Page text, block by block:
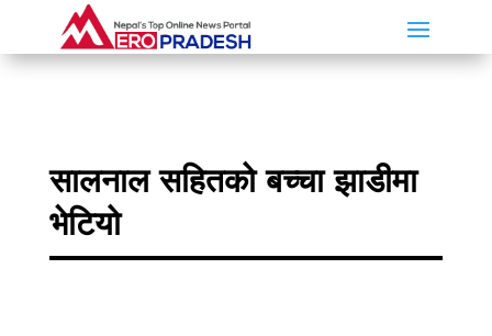
सालनाल सहितको बच्चा झाडीमा
भेटियो